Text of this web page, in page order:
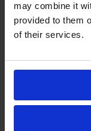
may combine it
provided to them
of their services.
tests
Pour fournir